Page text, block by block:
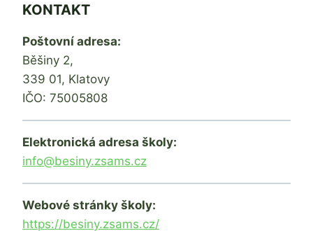
KONTAKT
Poštovní adresa:
Běšiny 2,
339 01, Klatovy
IČO: 75005808
Elektronická adresa školy:
info@besiny.zsams.cz
Webové stránky školy:
https://besiny.zsams.cz/